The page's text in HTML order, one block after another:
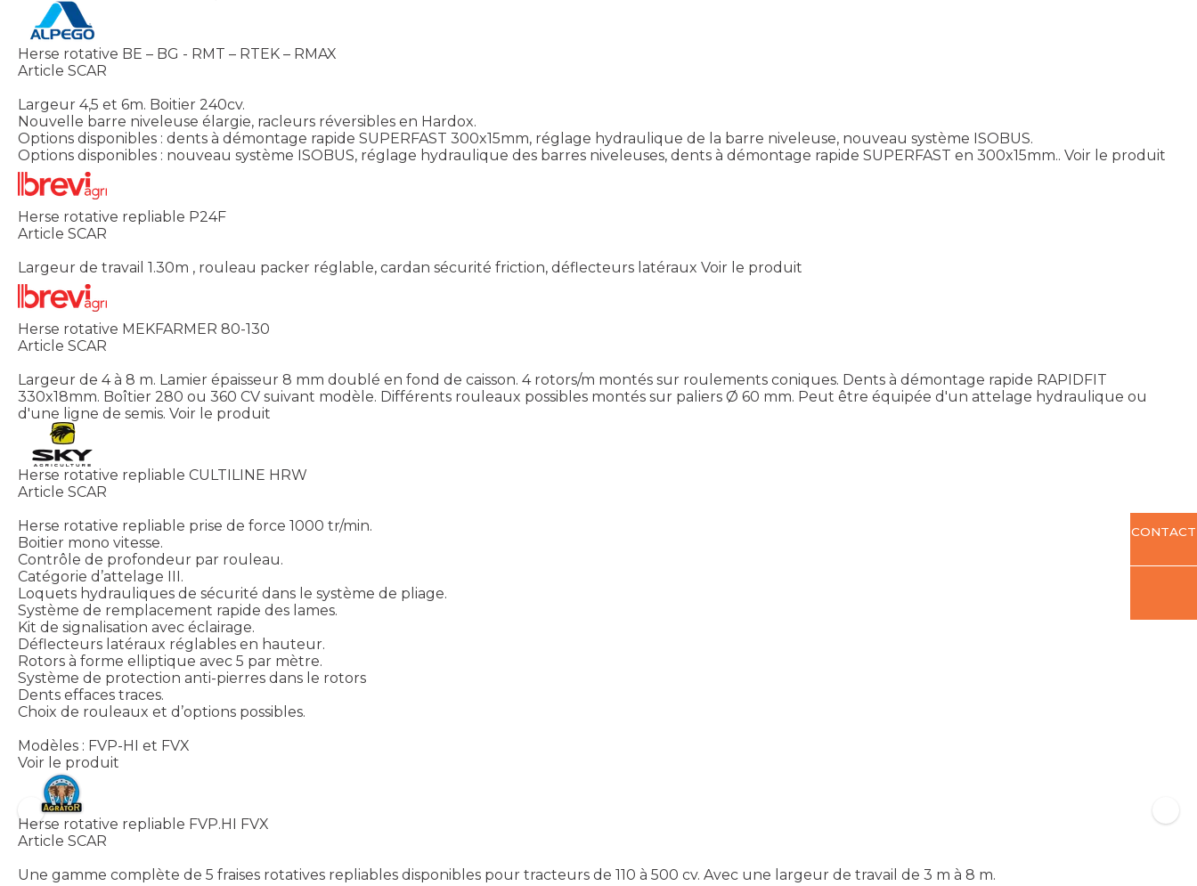
Herse rotative BE – BG - RMT – RTEK – RMAX
Article SCAR
Largeur 4,5 et 6m. Boitier 240cv.
Nouvelle barre niveleuse élargie, racleurs réversibles en Hardox.
Options disponibles : dents à démontage rapide SUPERFAST 300x15mm, réglage hydraulique de la barre niveleuse, nouveau système ISOBUS.
Options disponibles : nouveau système ISOBUS, réglage hydraulique des barres niveleuses, dents à démontage rapide SUPERFAST en 300x15mm.. Voir le produit
Herse rotative repliable P24F
Article SCAR
Largeur de travail 1.30m , rouleau packer réglable, cardan sécurité friction, déflecteurs latéraux Voir le produit
Herse rotative MEKFARMER 80-130
Article SCAR
Largeur de 4 à 8 m. Lamier épaisseur 8 mm doublé en fond de caisson. 4 rotors/m montés sur roulements coniques. Dents à démontage rapide RAPIDFIT
330x18mm. Boîtier 280 ou 360 CV suivant modèle. Différents rouleaux possibles montés sur paliers Ø 60 mm. Peut être équipée d'un attelage hydraulique ou
d'une ligne de semis. Voir le produit
Herse rotative repliable CULTILINE HRW
Article SCAR
Herse rotative repliable prise de force 1000 tr/min.
Boitier mono vitesse.
Contrôle de profondeur par rouleau.
Catégorie d’attelage III.
Loquets hydrauliques de sécurité dans le système de pliage.
Système de remplacement rapide des lames.
Kit de signalisation avec éclairage.
Déflecteurs latéraux réglables en hauteur.
Rotors à forme elliptique avec 5 par mètre.
Système de protection anti-pierres dans le rotors
Dents effaces traces.
Choix de rouleaux et d’options possibles.
Modèles : FVP-HI et FVX
Voir le produit
Herse rotative repliable FVP.HI FVX
Article SCAR
Une gamme complète de 5 fraises rotatives repliables disponibles pour tracteurs de 110 à 500 cv. Avec une largeur de travail de 3 m à 8 m.
CONTACT